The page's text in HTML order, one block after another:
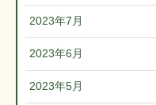
2023年7月
2023年6月
2023年5月